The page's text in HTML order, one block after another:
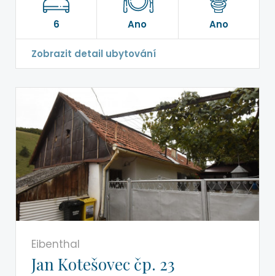
6 Ano Ano
Zobrazit detail ubytování
Eibenthal
Jan Kotešovec čp. 23